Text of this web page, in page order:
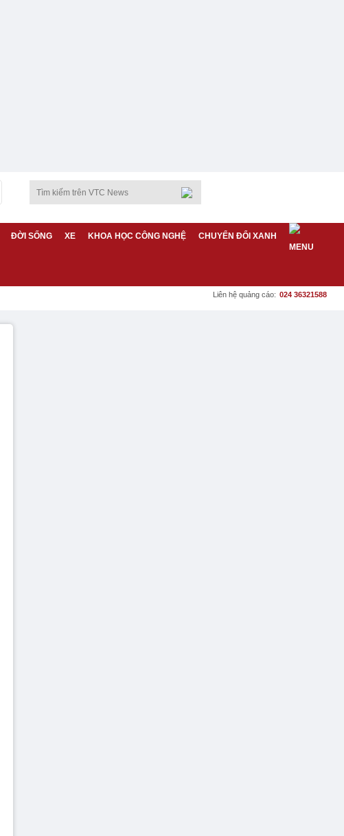
ĐỜI SỐNG XE KHOA HỌC CÔNG NGHỆ CHUYỂN ĐỔI XANH
Liên hệ quảng cáo: 024 36321588